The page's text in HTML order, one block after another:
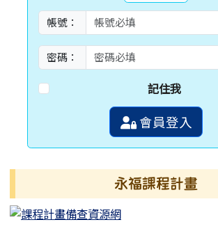
帳號：
密碼：
記住我
會員登入
永福課程計畫